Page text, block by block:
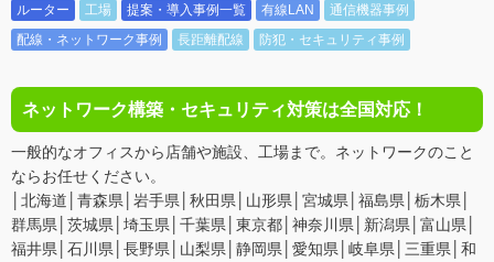
ルーター
工場 提案・導入事例一覧 有線LAN
通信機器事例
配線・ネットワーク事例
長距離配線 防犯・セキュリティ事例
ネットワーク構築・セキュリティ対策は全国対応！
一般的なオフィスから店舗や施設、工場まで。ネットワークのこと
ならお任せください。
│北海道│青森県│岩手県│秋田県│山形県│宮城県│福島県│栃木県│
群馬県│茨城県│埼玉県│千葉県│東京都│神奈川県│新潟県│富山県│
福井県│石川県│長野県│山梨県│静岡県│愛知県│岐阜県│三重県│和